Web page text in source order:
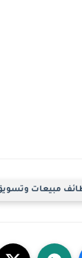
مبيعات